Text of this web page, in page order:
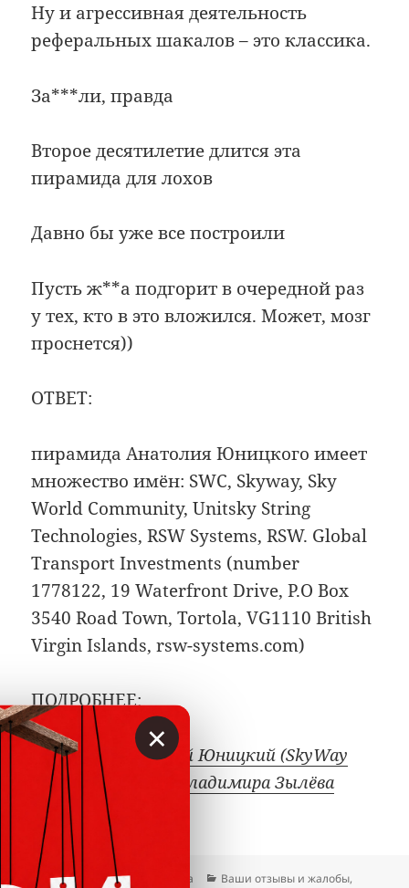
Ну и агрессивная деятельность
реферальных шакалов – это классика.
За***ли, правда
Второе десятилетие длится эта
пирамида для лохов
Давно бы уже все построили
Пусть ж**а подгорит в очередной раз
у тех, кто в это вложился. Может, мозг
проснется))
ОТВЕТ:
пирамида Анатолия Юницкого имеет
множество имён: SWC, Skyway, Sky
World Community, Unitsky String
Technologies, RSW Systems, RSW. Global
Transport Investments (number
1778122, 19 Waterfront Drive, P.O Box
3540 Road Town, Tortola, VG1110 British
Virgin Islands, rsw-systems.com)
ПОДРОБНЕЕ:
Удоли. Анатолий Юницкий (SkyWay
Capital) против Владимира Зылёва
Опубликовано
02.01.2026 Гость сайта Рубрики
Ваши отзывы и жалобы,
×